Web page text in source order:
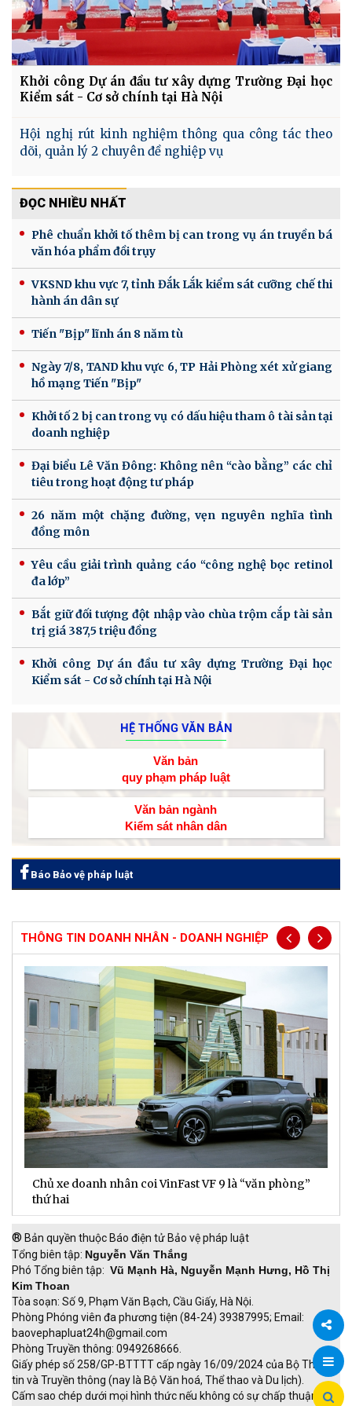
Chia
Khởi công Dự án đầu tư xây dựng Trường Đại học
Kiểm sát - Cơ sở chính tại Hà Nội
Hội nghị rút kinh nghiệm thông qua công tác theo
dõi, quản lý 2 chuyên đề nghiệp vụ
ĐỌC NHIỀU NHẤT
Phê chuẩn khởi tố thêm bị can trong vụ án truyền bá
văn hóa phẩm đồi trụy
VKSND khu vực 7, tỉnh Đắk Lắk kiểm sát cưỡng chế thi
hành án dân sự
Tiến "Bịp" lĩnh án 8 năm tù
Ngày 7/8, TAND khu vực 6, TP Hải Phòng xét xử giang
hồ mạng Tiến "Bịp"
Khởi tố 2 bị can trong vụ có dấu hiệu tham ô tài sản tại
doanh nghiệp
Đại biểu Lê Văn Đông: Không nên “cào bằng” các chỉ
tiêu trong hoạt động tư pháp
26 năm một chặng đường, vẹn nguyên nghĩa tình
đồng môn
Yêu cầu giải trình quảng cáo “công nghệ bọc retinol
đa lớp”
Bắt giữ đối tượng đột nhập vào chùa trộm cắp tài sản
trị giá 387,5 triệu đồng
Khởi công Dự án đầu tư xây dựng Trường Đại học
Kiểm sát - Cơ sở chính tại Hà Nội
HỆ THỐNG VĂN BẢN
Văn bản
quy phạm pháp luật
Văn bản ngành
Kiểm sát nhân dân
Báo Bảo vệ pháp luật
THÔNG TIN DOANH NHÂN - DOANH NGHIỆP
Chủ xe doanh nhân coi VinFast VF 9 là “văn phòng”
thứ hai
® Bản quyền thuộc Báo điện tử Bảo vệ pháp luật
Tổng biên tập: Nguyễn Văn Thắng
Phó Tổng biên tập: Vũ Mạnh Hà, Nguyễn Mạnh Hưng, Hồ Thị
Kim Thoan
Tòa soạn: Số 9, Phạm Văn Bạch, Cầu Giấy, Hà Nội.
Phòng Phóng viên đa phương tiện (84-24) 39387995; Email:
baovephapluat24h@gmail.com
Phòng Truyền thông: 0949268666.
Giấy phép số 258/GP-BTTTT cấp ngày 16/09/2024 của Bộ Thông
tin và Truyền thông (nay là Bộ Văn hoá, Thể thao và Du lịch).
Cấm sao chép dưới mọi hình thức nếu không có sự chấp thuận